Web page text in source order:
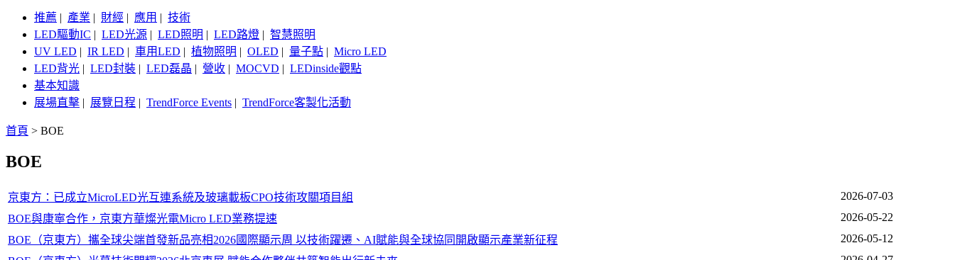
推薦 | 產業 | 財經 | 應用 | 技術
LED驅動IC | LED光源 | LED照明 | LED路燈 | 智慧照明
UV LED | IR LED | 車用LED | 植物照明 | OLED | 量子點 | Micro LED
LED背光 | LED封裝 | LED磊晶 | 營收 | MOCVD | LEDinside觀點
基本知識
展場直擊 | 展覽日程 | TrendForce Events | TrendForce客製化活動
首頁 > BOE
BOE
京東方：已成立MicroLED光互連系統及玻璃載板CPO技術攻關項目組
2026-07-03
BOE與康寧合作，京東方華燦光電Micro LED業務提速
2026-05-22
BOE（京東方）攜全球尖端首發新品亮相2026國際顯示周 以技術躍遷、AI賦能與全球協同開啟顯示產業新征程
2026-05-12